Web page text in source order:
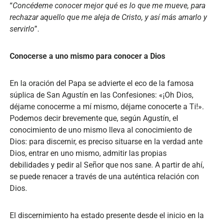
“Concédeme conocer mejor qué es lo que me mueve, para
rechazar aquello que me aleja de Cristo, y así más amarlo y
servirlo”.
Conocerse a uno mismo para conocer a Dios
En la oración del Papa se advierte el eco de la famosa
súplica de San Agustín en las Confesiones: «¡Oh Dios,
déjame conocerme a mí mismo, déjame conocerte a Ti!».
Podemos decir brevemente que, según Agustín, el
conocimiento de uno mismo lleva al conocimiento de
Dios: para discernir, es preciso situarse en la verdad ante
Dios, entrar en uno mismo, admitir las propias
debilidades y pedir al Señor que nos sane. A partir de ahí,
se puede renacer a través de una auténtica relación con
Dios.
El discernimiento ha estado presente desde el inicio en la